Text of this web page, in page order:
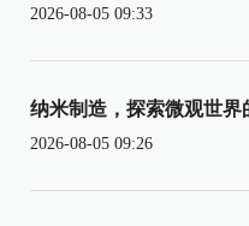
2026-08-05 09:33
纳米制造，探索微观世界
2026-08-05 09:26